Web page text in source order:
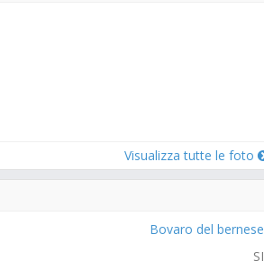
Visualizza tutte le foto
Bovaro del bernese
SI